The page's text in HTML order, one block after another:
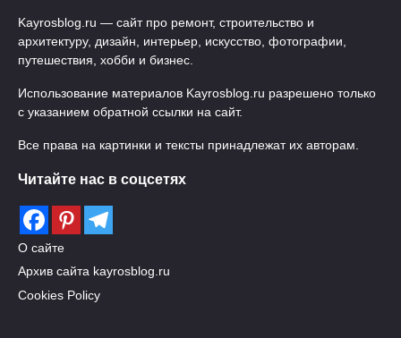
Kayrosblog.ru — сайт про ремонт, строительство и
архитектуру, дизайн, интерьер, искусство, фотографии,
путешествия, хобби и бизнес.
Использование материалов Kayrosblog.ru разрешено только
с указанием обратной ссылки на сайт.
Все права на картинки и тексты принадлежат их авторам.
Читайте нас в соцсетях
О сайте
Архив сайта kayrosblog.ru
Cookies Policy